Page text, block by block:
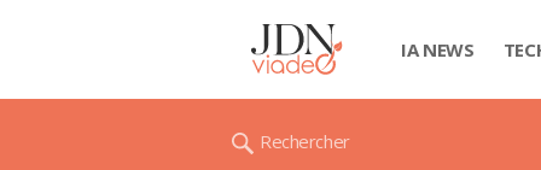
IA NEWS
Rechercher